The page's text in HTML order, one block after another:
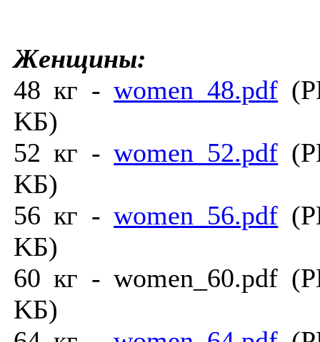
Женщины:
48 кг -women_48.pdf
KБ)
52 кг -women_52.pdf
KБ)
56 кг -women_56.pdf
KБ)
60 кг - women_60.pdf
KБ)